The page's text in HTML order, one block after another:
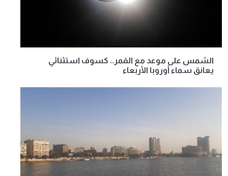
الشمس على موعد مع القمر.. كسوف استثنائي
يعانق سماء أوروبا الأربعاء